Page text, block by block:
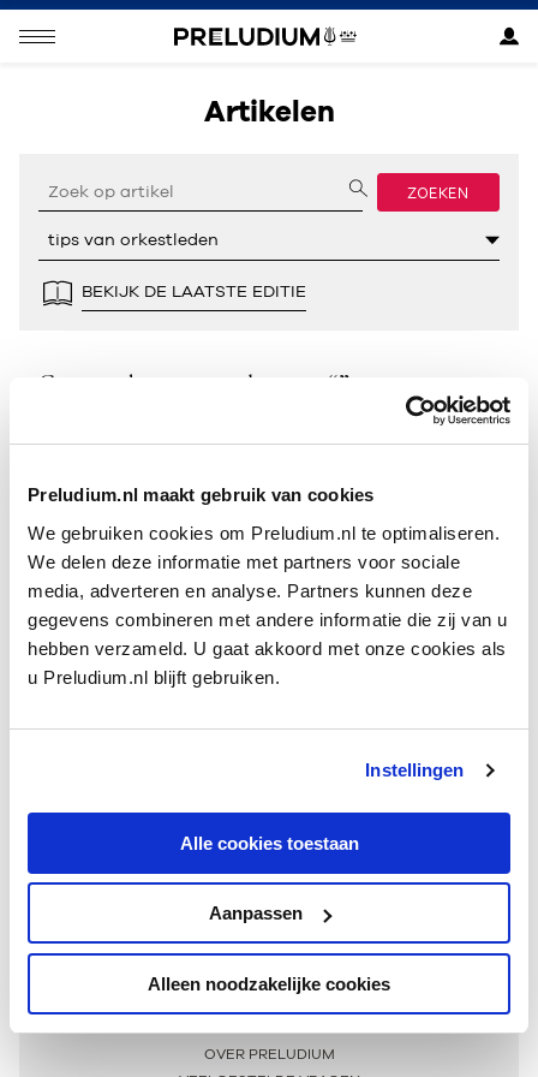
Preludium.nl maakt gebruik van cookies
We gebruiken cookies om Preludium.nl te optimaliseren.
We delen deze informatie met partners voor sociale
media, adverteren en analyse. Partners kunnen deze
gegevens combineren met andere informatie die zij van u
hebben verzameld. U gaat akkoord met onze cookies als
u Preludium.nl blijft gebruiken.
Instellingen
Alle cookies toestaan
Aanpassen
Alleen noodzakelijke cookies
Artikelen
ZOEKEN
BEKIJK DE LAATSTE EDITIE
Geen resultaten gevonden voor “”.
Meer informatie
OVER PRELUDIUM